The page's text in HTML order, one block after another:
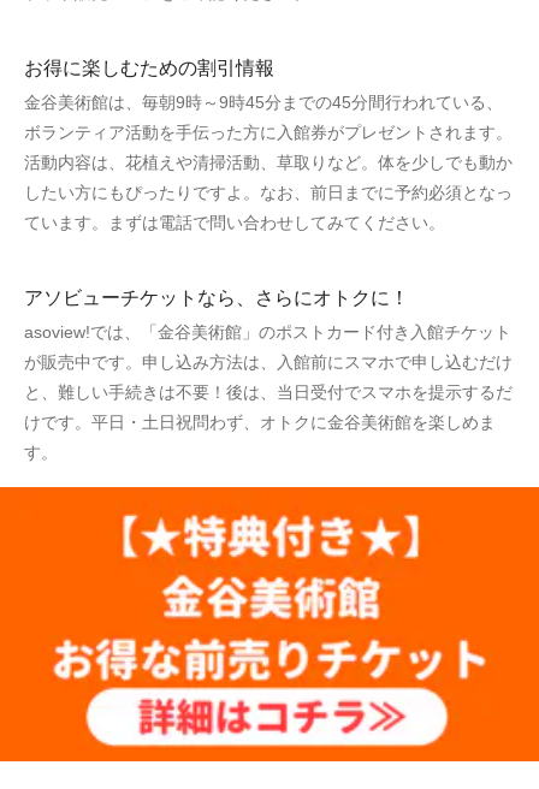
お得に楽しむための割引情報
金谷美術館は、毎朝9時～9時45分までの45分間行われている、
ボランティア活動を手伝った方に入館券がプレゼントされます。
活動内容は、花植えや清掃活動、草取りなど。体を少しでも動か
したい方にもぴったりですよ。なお、前日までに予約必須となっ
ています。まずは電話で問い合わせしてみてください。
アソビューチケットなら、さらにオトクに！
asoview!では、「金谷美術館」のポストカード付き入館チケット
が販売中です。申し込み方法は、入館前にスマホで申し込むだけ
と、難しい手続きは不要！後は、当日受付でスマホを提示するだ
けです。平日・土日祝問わず、オトクに金谷美術館を楽しめま
す。